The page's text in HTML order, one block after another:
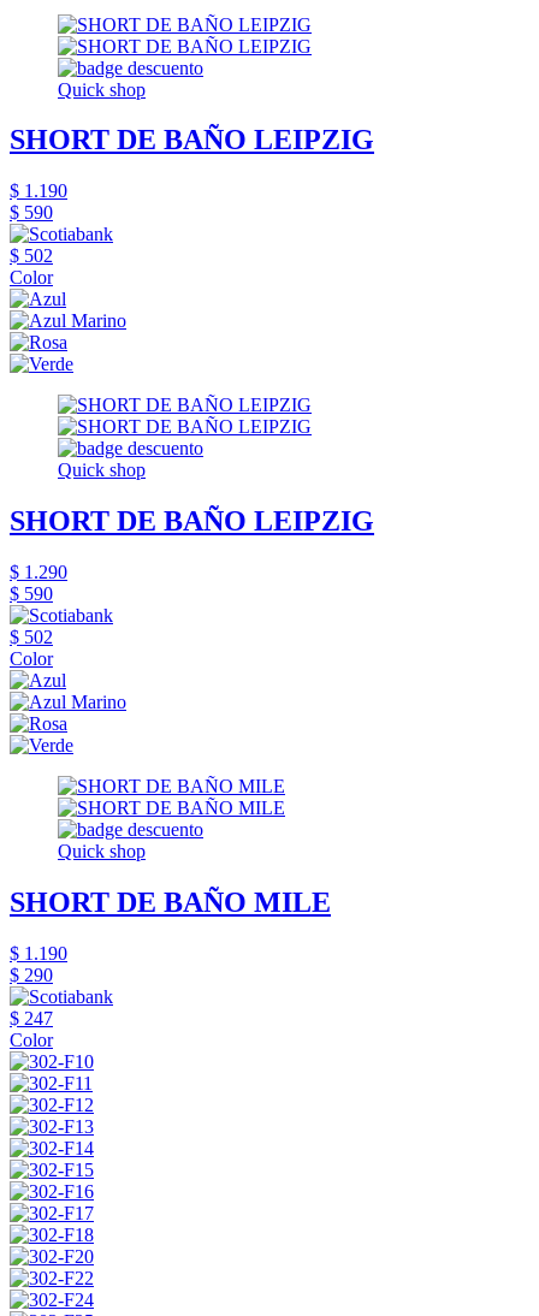
Quick shop
SHORT DE BAÑO LEIPZIG
$ 1.190
$ 590
$ 502
Color
Quick shop
SHORT DE BAÑO LEIPZIG
$ 1.290
$ 590
$ 502
Color
Quick shop
SHORT DE BAÑO MILE
$ 1.190
$ 290
$ 247
Color